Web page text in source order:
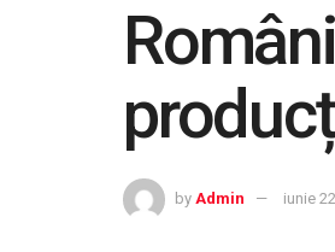
by Admin iunie